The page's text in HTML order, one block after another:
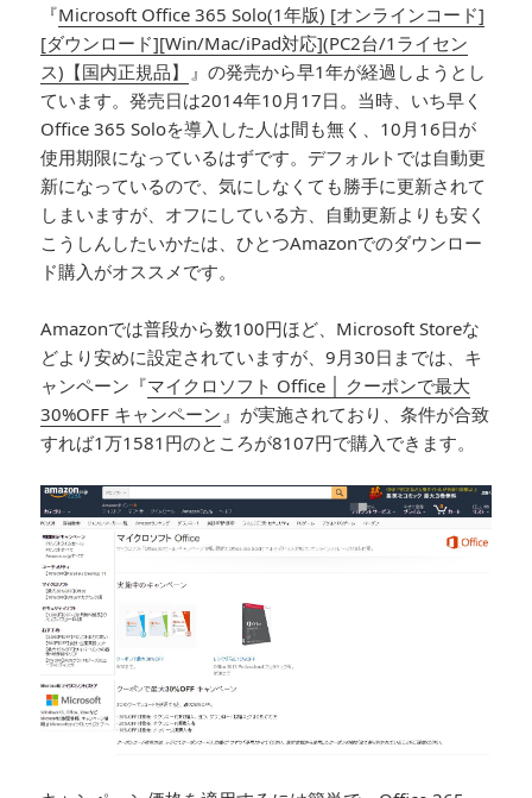
『Microsoft Office 365 Solo(1年版) [オンラインコード]
[ダウンロード][Win/Mac/iPad対応](PC2台/1ライセン
ス)【国内正規品】 』の発売から早1年が経過しようとし
ています。発売日は2014年10月17日。当時、いち早く
Office 365 Soloを導入した人は間も無く、10月16日が
使用期限になっているはずです。デフォルトでは自動更
新になっているので、気にしなくても勝手に更新されて
しまいますが、オフにしている方、自動更新よりも安く
こうしんしたいかたは、ひとつAmazonでのダウンロー
ド購入がオススメです。
Amazonでは普段から数100円ほど、Microsoft Storeな
どより安めに設定されていますが、9月30日までは、キ
ャンペーン『マイクロソフト Office │ クーポンで最大
30%OFF キャンペーン 』が実施されており、条件が合致
すれば1万1581円のところが8107円で購入できます。